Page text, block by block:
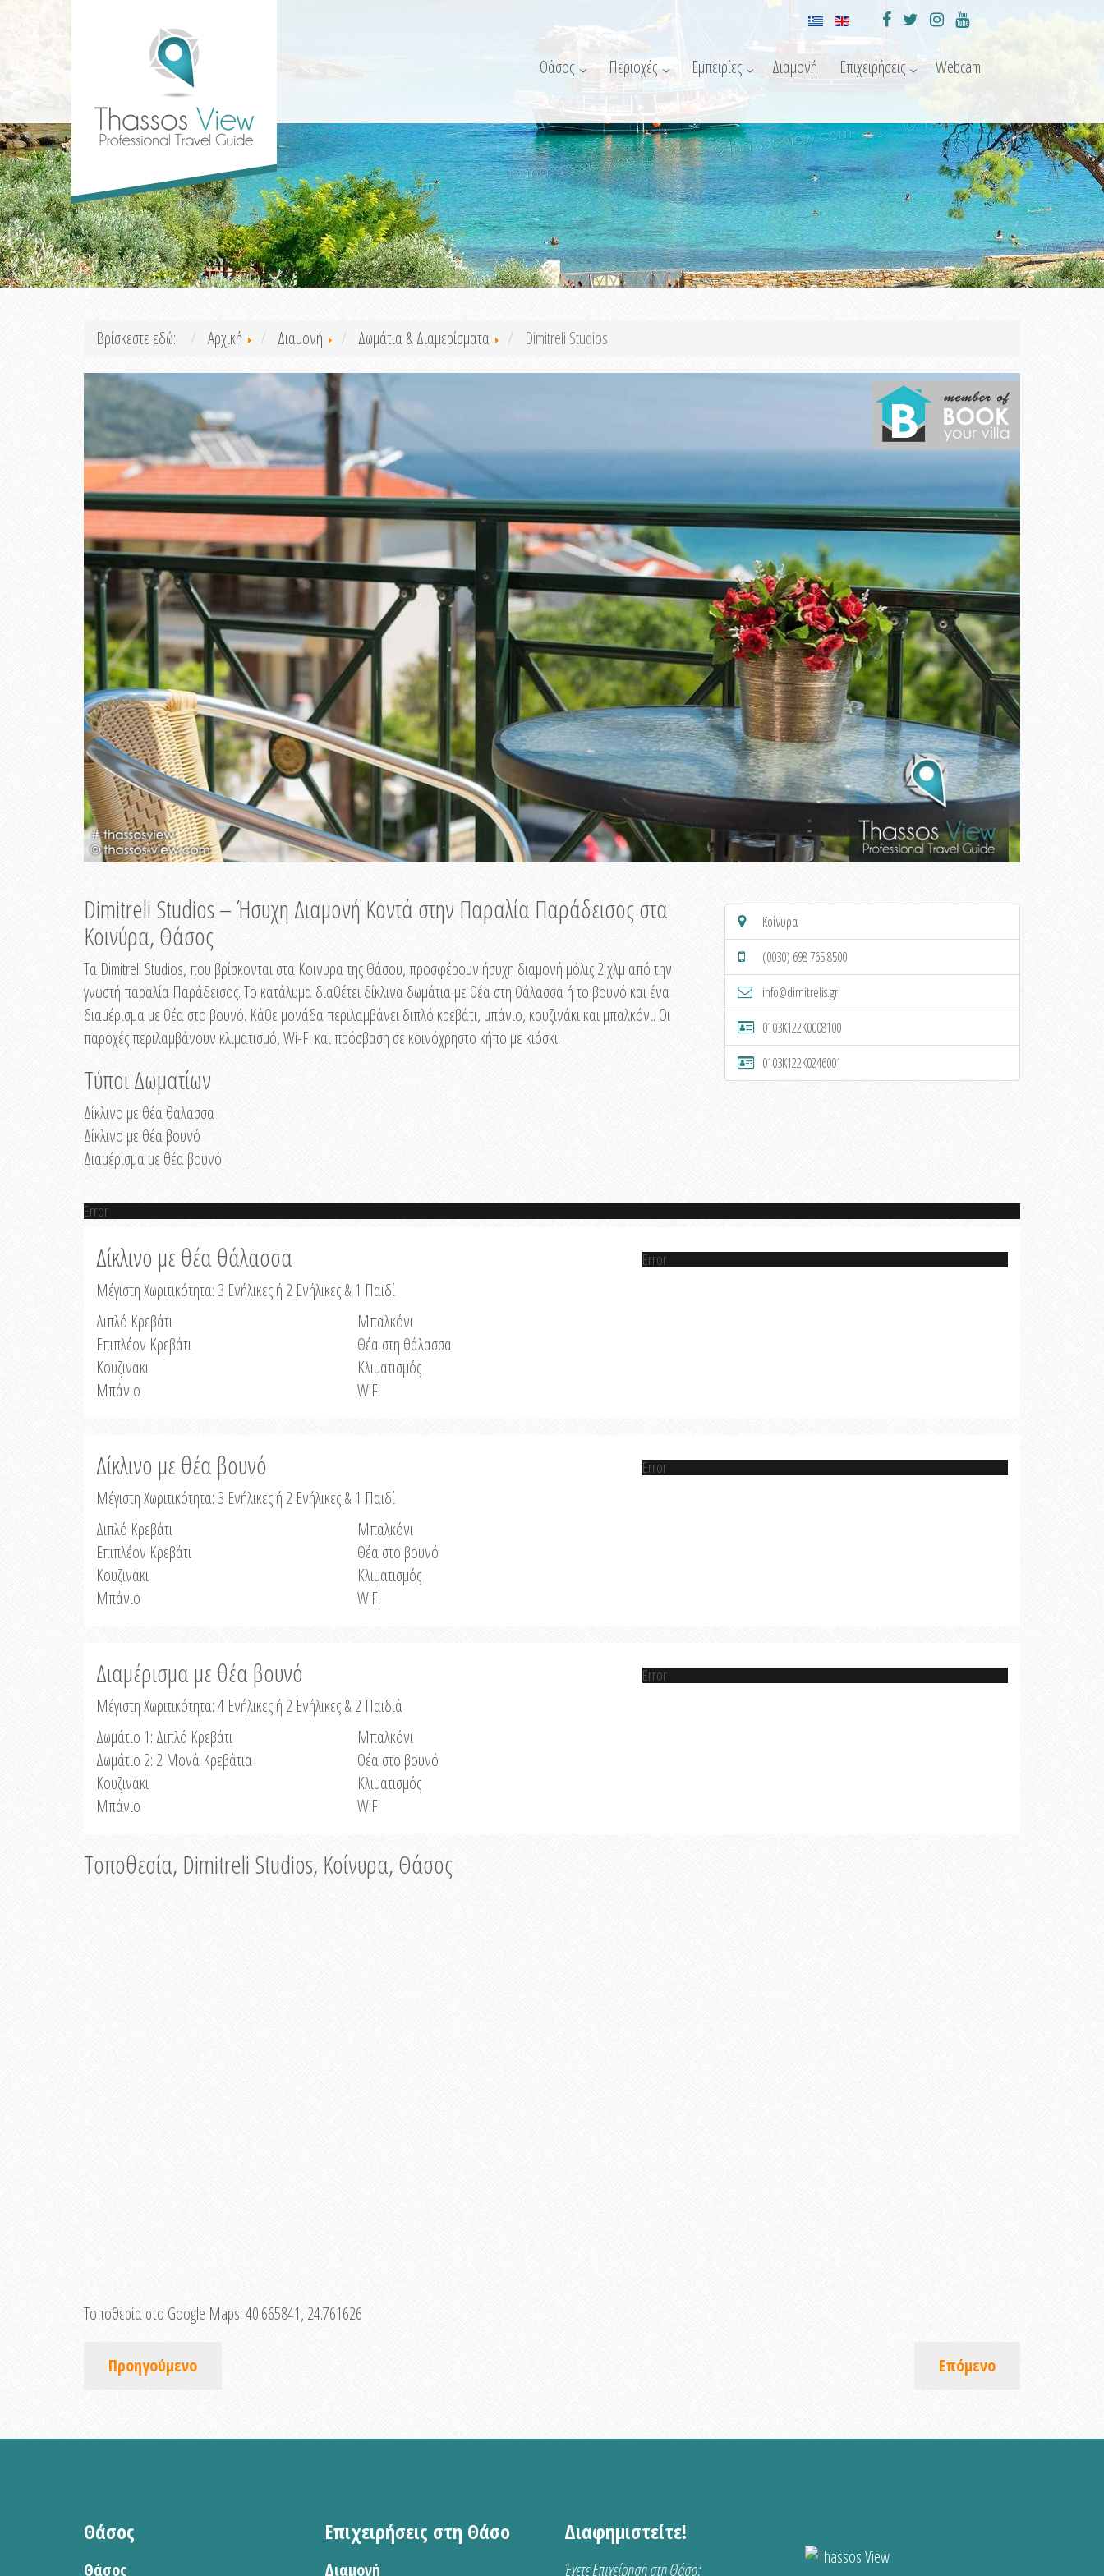
Θάσος Περιοχές Εμπειρίες Διαμονή Επιχειρήσεις Webcam
Βρίσκεστε εδώ: Αρχική Διαμονή Δωμάτια & Διαμερίσματα Dimitreli Studios
Dimitreli Studios – Ήσυχη Διαμονή Κοντά στην Παραλία Παράδεισος στα
Κοινύρα, Θάσος
Τα Dimitreli Studios, που βρίσκονται στα Κοινυρα της Θάσου, προσφέρουν ήσυχη διαμονή μόλις 2 χλμ από την
γνωστή παραλία Παράδεισος. Το κατάλυμα διαθέτει δίκλινα δωμάτια με θέα στη θάλασσα ή το βουνό και ένα
διαμέρισμα με θέα στο βουνό. Κάθε μονάδα περιλαμβάνει διπλό κρεβάτι, μπάνιο, κουζινάκι και μπαλκόνι. Οι
παροχές περιλαμβάνουν κλιματισμό, Wi-Fi και πρόσβαση σε κοινόχρηστο κήπο με κιόσκι.
Τύποι Δωματίων
Δίκλινο με θέα θάλασσα
Δίκλινο με θέα βουνό
Διαμέρισμα με θέα βουνό
Κοίνυρα
(0030) 698 765 8500
info@dimitrelis.gr
0103K122K0008100
0103K122K0246001
Error
Δίκλινο με θέα θάλασσα
Μέγιστη Χωριτικότητα: 3 Ενήλικες ή 2 Ενήλικες & 1 Παιδί
Διπλό Κρεβάτι
Επιπλέον Κρεβάτι
Κουζινάκι
Μπάνιο
Μπαλκόνι
Θέα στη θάλασσα
Κλιματισμός
WiFi
Error
Δίκλινο με θέα βουνό
Μέγιστη Χωριτικότητα: 3 Ενήλικες ή 2 Ενήλικες & 1 Παιδί
Διπλό Κρεβάτι
Επιπλέον Κρεβάτι
Κουζινάκι
Μπάνιο
Μπαλκόνι
Θέα στο βουνό
Κλιματισμός
WiFi
Error
Διαμέρισμα με θέα βουνό
Μέγιστη Χωριτικότητα: 4 Ενήλικες ή 2 Ενήλικες & 2 Παιδιά
Δωμάτιο 1: Διπλό Κρεβάτι
Δωμάτιο 2: 2 Μονά Κρεβάτια
Κουζινάκι
Μπάνιο
Μπαλκόνι
Θέα στο βουνό
Κλιματισμός
WiFi
Error
Τοποθεσία, Dimitreli Studios, Κοίνυρα, Θάσος
Τοποθεσία στο Google Maps:40.665841, 24.761626
Προηγούμενο Επόμενο
Θάσος
Θάσος
Επιχειρήσεις στη Θάσο
Διαμονή
Διαφημιστείτε!
Έχετε Επιχείρηση στη Θάσο;